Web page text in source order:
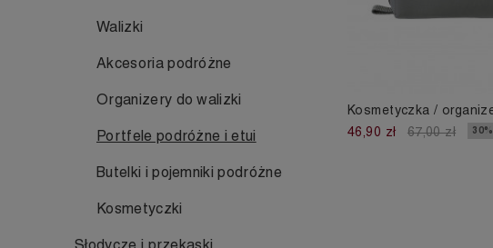
Walizki
Akcesoria podróżne
Organizery do walizki
Portfele podróżne i etui
Butelki i pojemniki podróżne
Kosmetyczki
Kosmetyczka /
46,90 zł
67,00 zł 30%